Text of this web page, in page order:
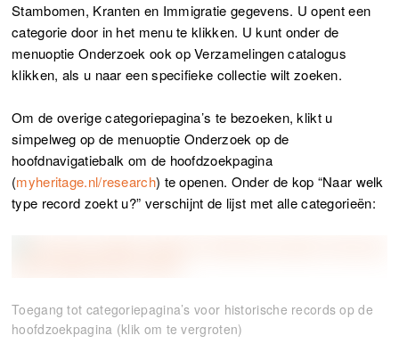
Stambomen, Kranten en Immigratie gegevens. U opent een
categorie door in het menu te klikken. U kunt onder de
menuoptie Onderzoek ook op Verzamelingen catalogus
klikken, als u naar een specifieke collectie wilt zoeken.
Om de overige categoriepagina’s te bezoeken, klikt u
simpelweg op de menuoptie Onderzoek op de
hoofdnavigatiebalk om de hoofdzoekpagina
(myheritage.nl/research) te openen. Onder de kop “Naar welk
type record zoekt u?” verschijnt de lijst met alle categorieën:
Toegang tot categoriepagina’s voor historische records op de
hoofdzoekpagina (klik om te vergroten)